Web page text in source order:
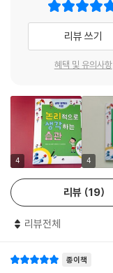
리뷰 쓰기
혜택 및 유의사항
4 4
리뷰 19
리뷰전체
종이책